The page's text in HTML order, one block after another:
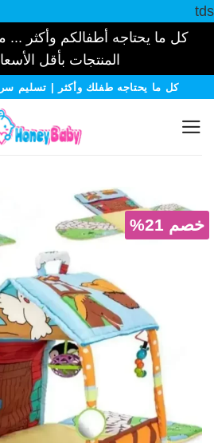
tds
كل ما يحتاجه أطفالكم وأكثر ...
المنتجات بأقل
تخطيكل ما يحتاجه طفلك وأكثر | تسليم
خصم 21%